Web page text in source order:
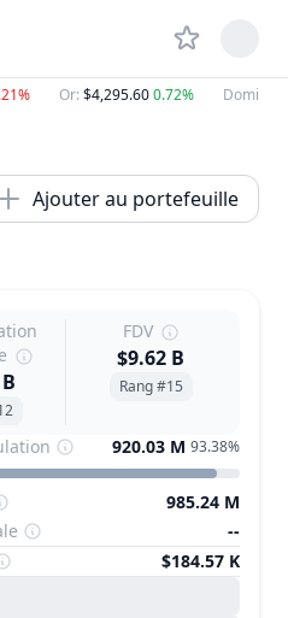
Or: $4,295.600.72%
Ajouter au portefeuille
FDV
$9.62 B
Rang #15
920.03 M 93.38%
985.24 M
--
$184.57 K